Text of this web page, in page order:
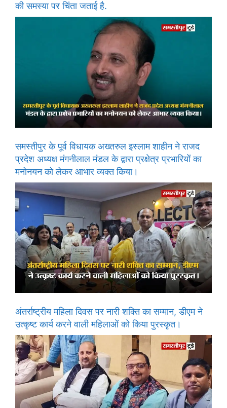
की समस्या पर चिंता जताई है.
समस्तीपुर के पूर्व विधायक अख्तरुल इस्लाम शाहीन ने राजद
प्रदेश अध्यक्ष मंगनीलाल मंडल के द्वारा प्रक्षेत्र प्रभारियों का
मनोनयन को लेकर आभार व्यक्त किया।
अंतर्राष्ट्रीय महिला दिवस पर नारी शक्ति का सम्मान, डीएम ने
उत्कृष्ट कार्य करने वाली महिलाओं को किया पुरस्कृत।